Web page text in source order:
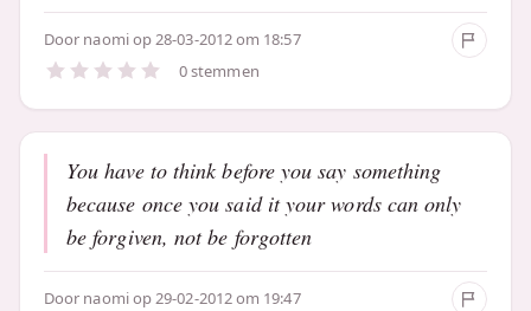
Door naomiop 28-03-2012 om 18:57
0 stemmen
You have to think before you say something
because once you said it your words can only
be forgiven, not be forgotten
Door naomiop 29-02-2012 om 19:47